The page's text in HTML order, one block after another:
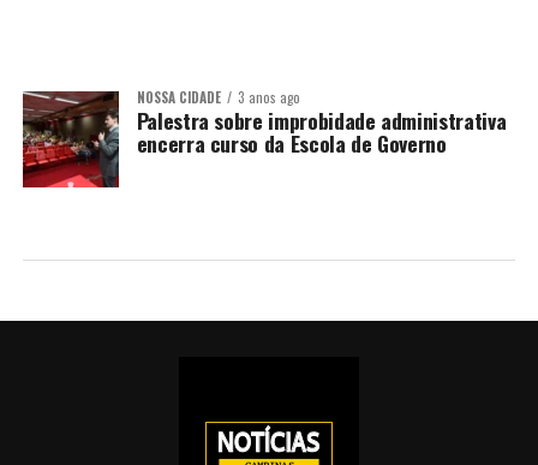
NOSSA CIDADE 3 anos ago
Palestra sobre improbidade administrativa
encerra curso da Escola de Governo